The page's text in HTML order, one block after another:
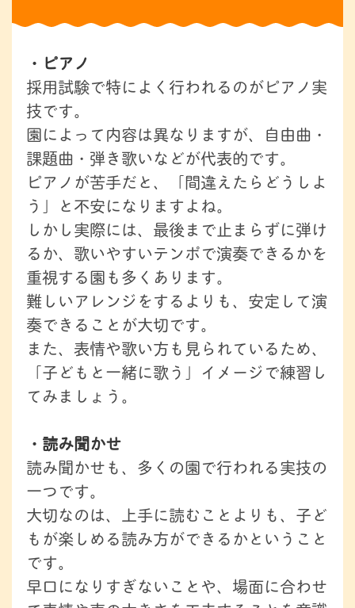
・ピアノ
採用試験で特によく行われるのがピアノ実
技です。
園によって内容は異なりますが、自由曲・
課題曲・弾き歌いなどが代表的です。
ピアノが苦手だと、「間違えたらどうしよ
う」と不安になりますよね。
しかし実際には、最後まで止まらずに弾け
るか、歌いやすいテンポで演奏できるかを
重視する園も多くあります。
難しいアレンジをするよりも、安定して演
奏できることが大切です。
また、表情や歌い方も見られているため、
「子どもと一緒に歌う」イメージで練習し
てみましょう。
・読み聞かせ
読み聞かせも、多くの園で行われる実技の
一つです。
大切なのは、上手に読むことよりも、子ど
もが楽しめる読み方ができるかということ
です。
早口になりすぎないことや、場面に合わせ